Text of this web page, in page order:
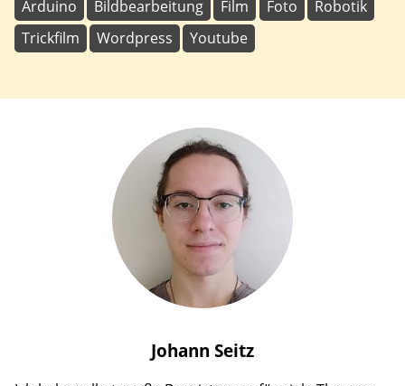
Arduino Bildbearbeitung Film Foto
Robotik
Trickfilm
Wordpress Youtube
Johann Seitz